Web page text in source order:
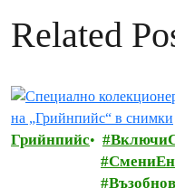
Related
Грийнпийс